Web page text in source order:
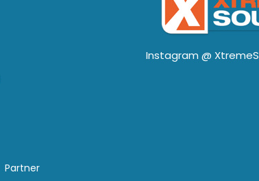
Instagram @
Partner